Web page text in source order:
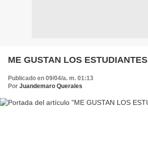
ME GUSTAN LOS ESTUDIANTES
Publicado en 09/04/a. m. 01:13
Por Juandemaro Querales